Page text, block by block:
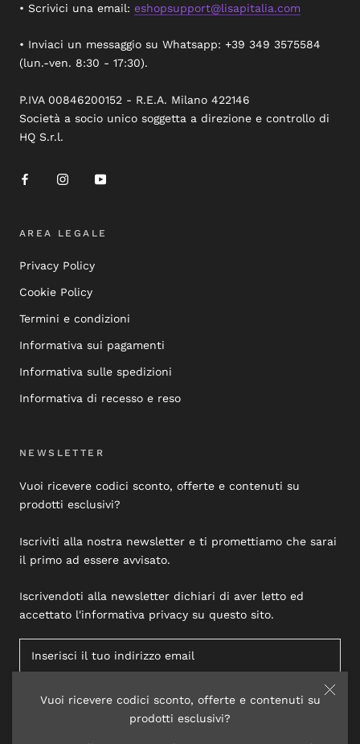
Vuoi ricevere codici sconto, offerte e contenuti su
prodotti esclusivi?
• Scrivici una email: eshopsupport@lisapitalia.com
• Inviaci un messaggio su Whatsapp: +39 349 3575584
(lun.-ven. 8:30 - 17:30).
P.IVA 00846200152 - R.E.A. Milano 422146
Società a socio unico soggetta a direzione e controllo di
HQ S.r.l.
AREA LEGALE
Privacy Policy
Cookie Policy
Termini e condizioni
Informativa sui pagamenti
Informativa sulle spedizioni
Informativa di recesso e reso
NEWSLETTER
Vuoi ricevere codici sconto, offerte e contenuti su
prodotti esclusivi?
Iscriviti alla nostra newsletter e ti promettiamo che sarai
il primo ad essere avvisato.
Iscrivendoti alla newsletter dichiari di aver letto ed
accettato l'informativa privacy su questo sito.
ISCRIVITI